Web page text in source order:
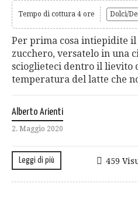
Tempo di cottura 4 ore Dolci/
Per prima cosa intiepidite
zucchero, versatelo in una
scioglieteci dentro il lievito
temperatura del latte che
Alberto Arienti
2. Maggio 2020
Leggi di più 459